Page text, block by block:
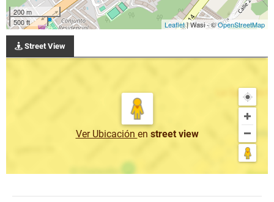
200 m
500 ft
Leaflet| Wasi - ©OpenStreetMap
Street View
Ver Ubicación en street view